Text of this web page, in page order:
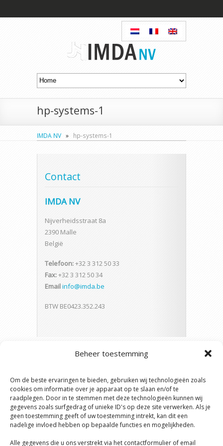
Beheer toestemming
Om de beste ervaringen te bieden, gebruiken wij technologieën zoals
cookies om informatie over je apparaat op te slaan en/of te
raadplegen. Door in te stemmen met deze technologieën kunnen wij
gegevens zoals surfgedrag of unieke ID's op deze site verwerken. Als je
geen toestemming geeft of uw toestemming intrekt, kan dit een
nadelige invloed hebben op bepaalde functies en mogelijkheden.
Alle gegevens die u ons verstrekt via het contactformulier of email
hp-systems-1
IMDA NV » hp-systems-1
Contact
IMDA NV
Nijverheidsstraat 8a
2390 Malle
België
Telefoon:+32 3 312 50 33
Fax:+32 3 312 50 34
Emailinfo@imda.be
BTW BE0423.352.243